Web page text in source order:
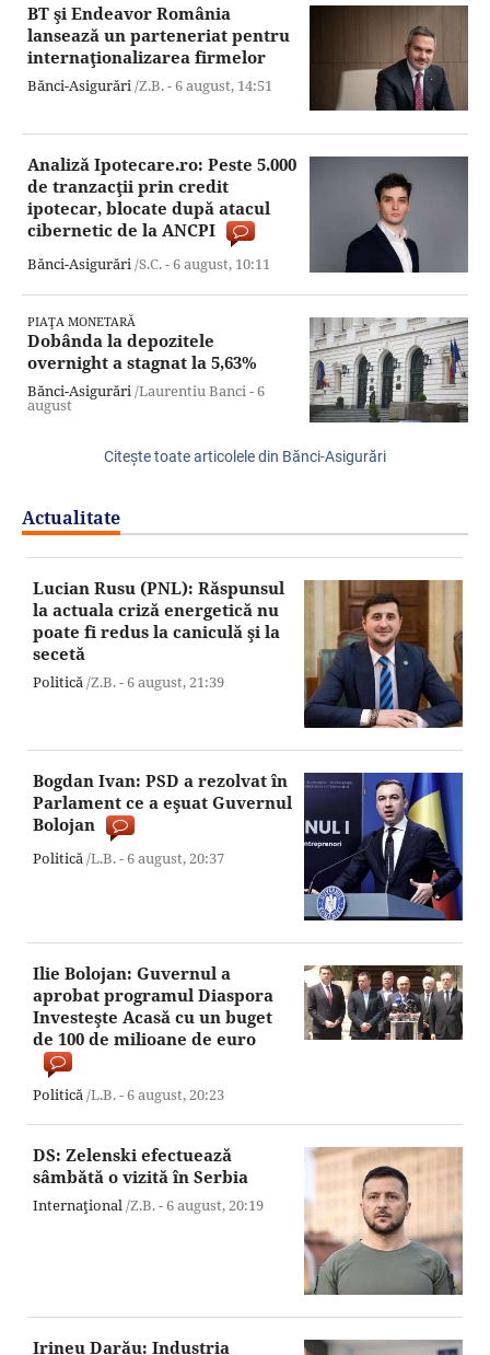
BT şi Endeavor România
lansează un parteneriat pentru
internaţionalizarea firmelor
Bănci-Asigurări/Z.B. -6 august, 14:51
Analiză Ipotecare.ro: Peste 5.000
de tranzacţii prin credit
ipotecar, blocate după atacul
cibernetic de la ANCPI
Bănci-Asigurări/S.C. -6 august, 10:11
PIAŢA MONETARĂ
Dobânda la depozitele
overnight a stagnat la 5,63%
Bănci-Asigurări /Laurentiu Banci -6
august
Citeşte toate articolele din Bănci-Asigurări
Actualitate
Lucian Rusu (PNL): Răspunsul
la actuala criză energetică nu
poate fi redus la caniculă şi la
secetă
Politică/Z.B. -6 august,21:39
Bogdan Ivan: PSD a rezolvat în
Parlament ce a eşuat Guvernul
Bolojan
Politică/L.B. -6 august,20:37
Ilie Bolojan: Guvernul a
aprobat programul Diaspora
Investeşte Acasă cu un buget
de 100 de milioane de euro
Politică/L.B. -6 august,20:23
DS: Zelenski efectuează
sâmbătă o vizită în Serbia
Internaţional/Z.B. -6 august,20:19
Irineu Darău: Industria